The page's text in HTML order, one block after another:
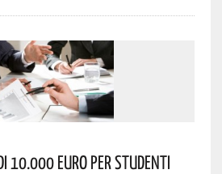
10.000 EURO PER STUDENTI